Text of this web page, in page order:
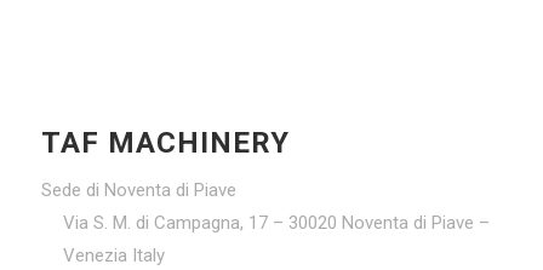
TAF MACHINERY
Sede di Noventa di Piave
Via S. M. di Campagna, 17 – 30020 Noventa di Piave –
Venezia Italy